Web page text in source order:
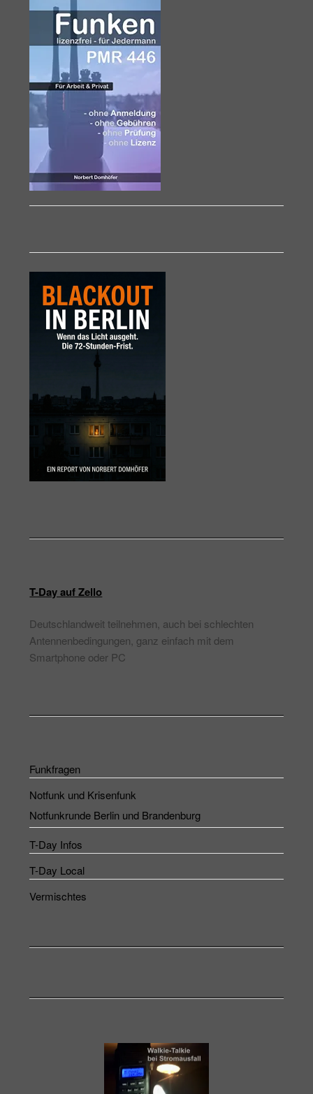
T-Day auf Zello
Deutschlandweit teilnehmen, auch bei schlechten
Antennenbedingungen, ganz einfach mit dem
Smartphone oder PC
Funkfragen
Notfunk und Krisenfunk
Notfunkrunde Berlin und Brandenburg
T-Day Infos
T-Day Local
Vermischtes